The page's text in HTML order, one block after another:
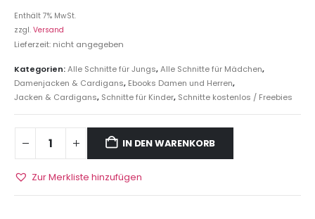
Enthält 7% MwSt.
zzgl. Versand
Lieferzeit: nicht angegeben
Kategorien:Alle Schnitte für Jungs,Alle Schnitte für Mädchen,
Damenjacken & Cardigans, Ebooks Damen und Herren,
Jacken & Cardigans, Schnitte für Kinder, Schnitte kostenlos / Freebies
IN DEN WARENKORB
Zur Merkliste hinzufügen